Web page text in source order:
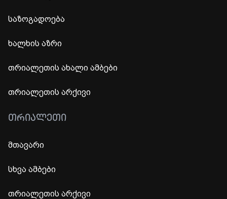
საზოგადოება
ხალხის აზრი
თრიალეთის ახალი ამბები
თრიალეთის არქივი
ᲗᲠᲘᲐᲚᲔᲗᲘ
მთავარი
სხვა ამბები
თრიალეთის არქივი